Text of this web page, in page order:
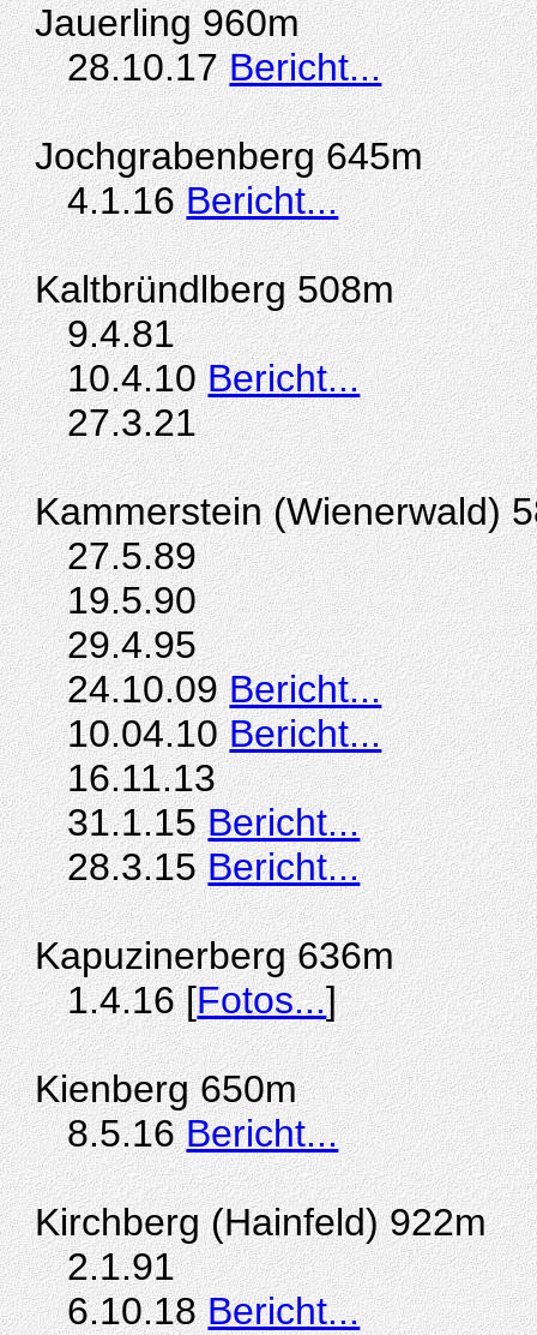
Jauerling 960m
28.10.17Bericht...
Jochgrabenberg 645m
4.1.16Bericht...
Kaltbründlberg 508m
9.4.81
10.4.10Bericht...
27.3.21
Kammerstein (Wienerwald)
27.5.89
19.5.90
29.4.95
24.10.09Bericht...
10.04.10Bericht...
16.11.13
31.1.15Bericht...
28.3.15Bericht...
Kapuzinerberg 636m
1.4.16 [Fotos...]
Kienberg 650m
8.5.16Bericht...
Kirchberg (Hainfeld) 922m
2.1.91
6.10.18Bericht...